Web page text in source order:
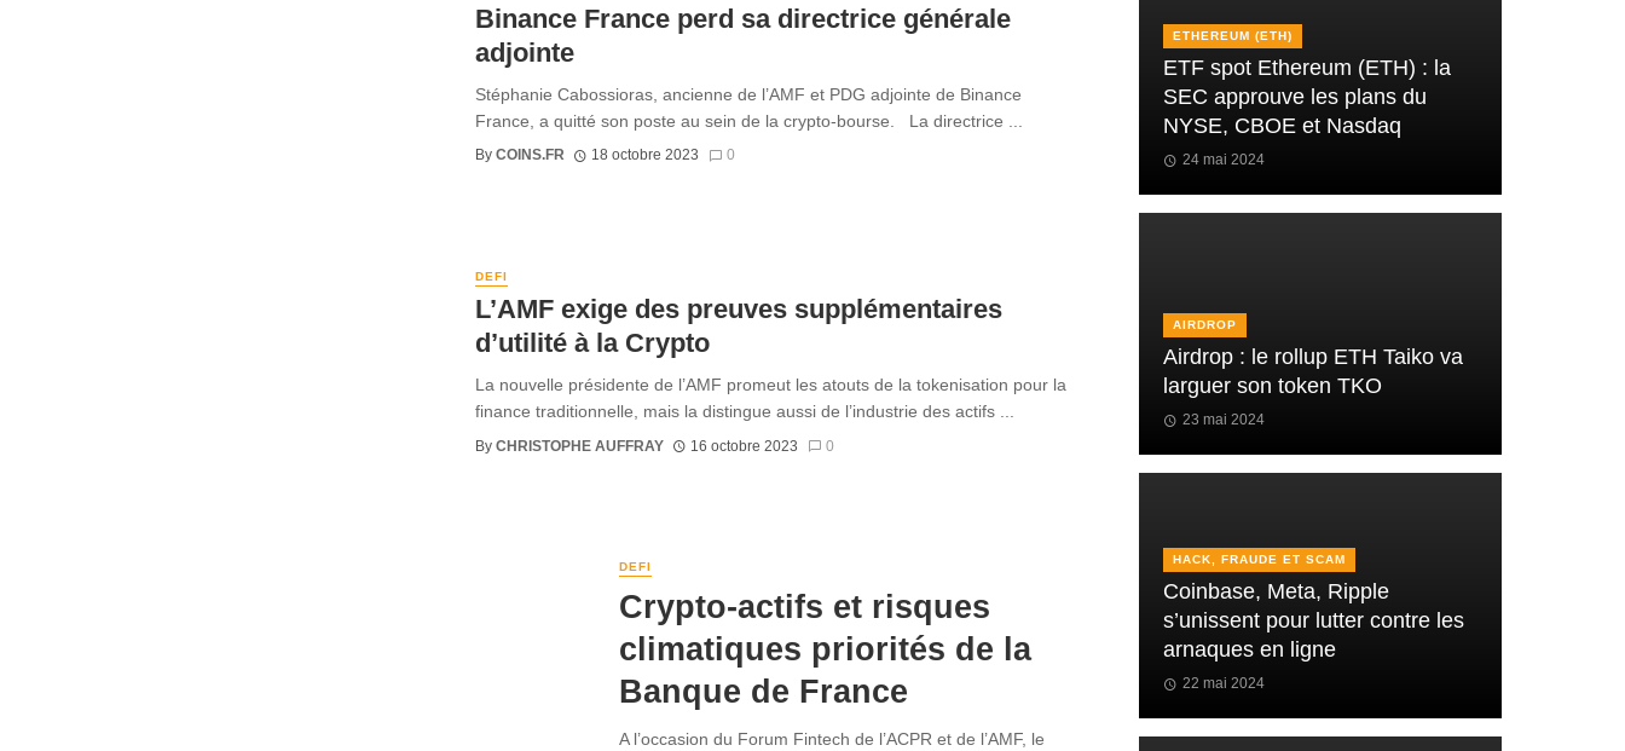
Binance France perd sa directrice générale
adjointe
Stéphanie Cabossioras, ancienne de l’AMF et PDG adjointe de Binance
France, a quitté son poste au sein de la crypto-bourse. La directrice ...
By COINS.FR 18 octobre 2023 0
DEFI
L’AMF exige des preuves supplémentaires
d’utilité à la Crypto
La nouvelle présidente de l’AMF promeut les atouts de la tokenisation pour la
finance traditionnelle, mais la distingue aussi de l’industrie des actifs ...
By CHRISTOPHE AUFFRAY 16 octobre 2023 0
DEFI
Crypto-actifs et risques
climatiques priorités de la
Banque de France
A l’occasion du Forum Fintech de l’ACPR et de l’AMF, le
ETHEREUM (ETH)
ETF spot Ethereum (ETH) : la
SEC approuve les plans du
NYSE, CBOE et Nasdaq
24 mai 2024
AIRDROP
Airdrop : le rollup ETH Taiko va
larguer son token TKO
23 mai 2024
HACK, FRAUDE ET SCAM
Coinbase, Meta, Ripple
s’unissent pour lutter contre les
arnaques en ligne
22 mai 2024